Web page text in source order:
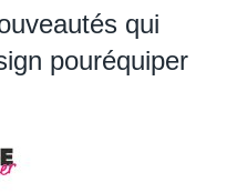
qui
pouréquiper